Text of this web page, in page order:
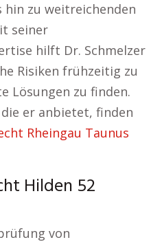
zu weitreichenden
seiner
hilft Dr. Schmelzer
Risiken frühzeitig zu
Lösungen zu finden.
er anbietet, finden
Rheingau Taunus
Hilden 52
von